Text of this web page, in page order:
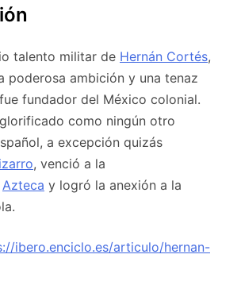
talento militar de Hernán Cortés,
poderosa ambición y una tenaz
fundador del México colonial.
como ningún otro
a excepción quizás
, venció a la
Azteca y logró la anexión a la
ibero.enciclo.es/articulo/hernan-